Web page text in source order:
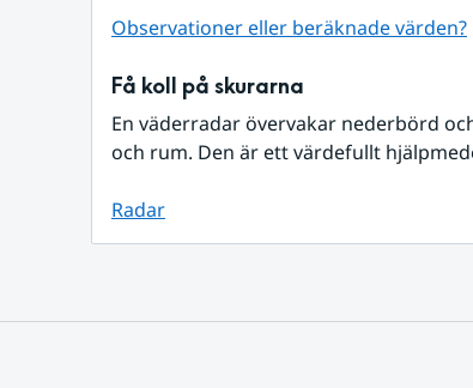
Observationer eller beräknade värden?
Få koll på skurarna
En väderradar övervakar nederbörd
och rum. Den är ett värdefullt
Radar